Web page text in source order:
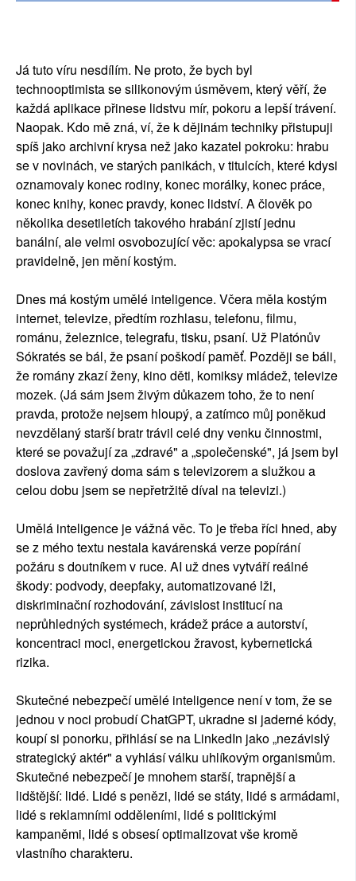
Já tuto víru nesdílím. Ne proto, že bych byl
technooptimista se silikonovým úsměvem, který věří, že
každá aplikace přinese lidstvu mír, pokoru a lepší trávení.
Naopak. Kdo mě zná, ví, že k dějinám techniky přistupuji
spíš jako archivní krysa než jako kazatel pokroku: hrabu
se v novinách, ve starých panikách, v titulcích, které kdysi
oznamovaly konec rodiny, konec morálky, konec práce,
konec knihy, konec pravdy, konec lidství. A člověk po
několika desetiletích takového hrabání zjistí jednu
banální, ale velmi osvobozující věc: apokalypsa se vrací
pravidelně, jen mění kostým.
Dnes má kostým umělé inteligence. Včera měla kostým
internet, televize, předtím rozhlasu, telefonu, filmu,
románu, železnice, telegrafu, tisku, psaní. Už Platónův
Sókratés se bál, že psaní poškodí paměť. Později se báli,
že romány zkazí ženy, kino děti, komiksy mládež, televize
mozek. (Já sám jsem živým důkazem toho, že to není
pravda, protože nejsem hloupý, a zatímco můj poněkud
nevzdělaný starší bratr trávil celé dny venku činnostmi,
které se považují za „zdravé" a „společenské", já jsem byl
doslova zavřený doma sám s televizorem a služkou a
celou dobu jsem se nepřetržitě díval na televizi.)
Umělá inteligence je vážná věc. To je třeba říci hned, aby
se z mého textu nestala kavárenská verze popírání
požáru s doutníkem v ruce. AI už dnes vytváří reálné
škody: podvody, deepfaky, automatizované lži,
diskriminační rozhodování, závislost institucí na
neprůhledných systémech, krádež práce a autorství,
koncentraci moci, energetickou žravost, kybernetická
rizika.
Skutečné nebezpečí umělé inteligence není v tom, že se
jednou v noci probudí ChatGPT, ukradne si jaderné kódy,
koupí si ponorku, přihlásí se na LinkedIn jako „nezávislý
strategický aktér" a vyhlásí válku uhlíkovým organismům.
Skutečné nebezpečí je mnohem starší, trapnější a
lidštější: lidé. Lidé s penězi, lidé se státy, lidé s armádami,
lidé s reklamními odděleními, lidé s politickými
kampaněmi, lidé s obsesí optimalizovat vše kromě
vlastního charakteru.